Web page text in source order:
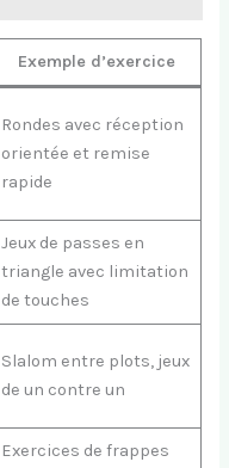
Exemple d’exercice
Rondes avec réception
orientée et remise
rapide
Jeux de passes en
triangle avec limitation
de touches
Slalom entre plots, jeux
de un contre un
Exercices de frappes